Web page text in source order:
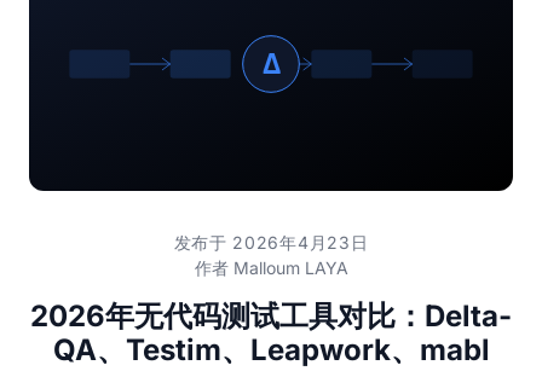
发布于 2026年4月23日
作者 Malloum LAYA
2026年无代码测试工具对比：Delta-
QA、Testim、Leapwork、mabl